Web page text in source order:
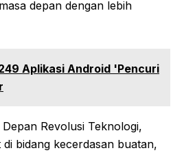
depan dengan lebih
Aplikasi Android 'Pencuri
Revolusi Teknologi,
bidang kecerdasan buatan,